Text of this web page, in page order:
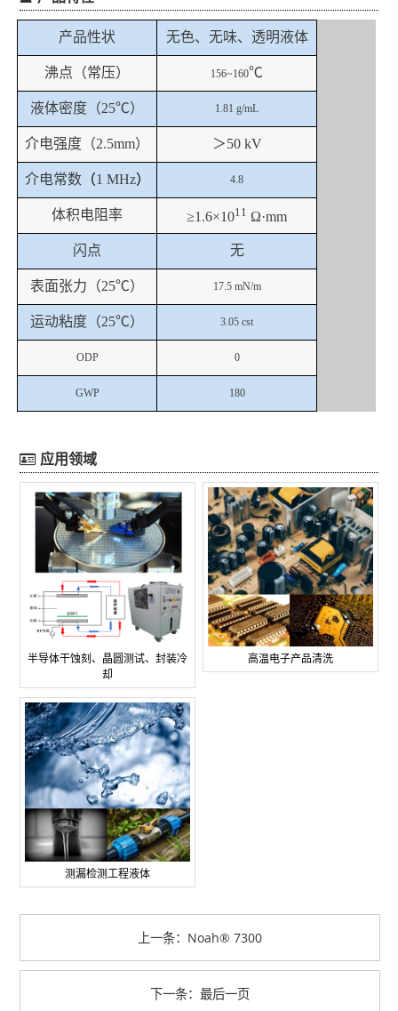
产品性状 无色、无味、透明液体
沸点（常压） 156~160℃
液体密度（25℃） 1.81 g/mL
介电强度（2.5mm） ＞50 kV
介电常数（1 MHz） 4.8
体积电阻率 ≥1.6×1011 Ω·mm
闪点 无
表面张力（25℃） 17.5 mN/m
运动粘度（25℃） 3.05 cst
ODP 0
GWP 180
应用领域
半导体干蚀刻、晶圆测试、封装冷
却
高温电子产品清洗
测漏检测工程液体
上一条：Noah® 7300
下一条：最后一页